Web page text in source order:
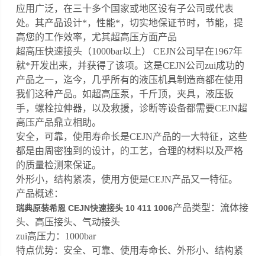
应用广泛，在三十多个国家或地区设有子公司或代表
处。其产品设计*，性能*，切实地保证节时，节能，提
高您的工作效率，尤其超高压方面产品
超高压快速接头（1000bar以上） CEJN公司早在1967年
就*开发出来，并获得了该项。这是CEJN公司zui成功的
产品之一，迄今，几乎所有的液压机具制造商都在使用
我们这种产品。如超高压泵，千斤顶，夹具，液压扳
手，螺栓拉伸器，以及救援，诊断等设备都需要CEJN超
高压产品鼎立相助。
安全，可靠，使用寿命长是CEJN产品的一大特征，这些
都是由周密独到的设计，的工艺，合理的材料以及严格
的质量检测来保证。
外形小，结构紧凑，使用方便是CEJN产品又一特征。
产品概述：
瑞典原装希恩 CEJN快速接头 10 411 1006产品类型：流体接
头、高压接头、气动接头
zui高压力：1000bar
特点优势：安全、可靠、使用寿命长、外形小、结构紧